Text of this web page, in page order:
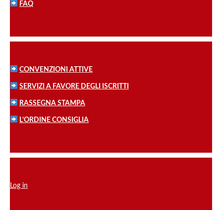
FAQ
CONVENZIONI ATTIVE
SERVIZI A FAVORE DEGLI ISCRITTI
RASSEGNA STAMPA
L’ORDINE CONSIGLIA
Log in